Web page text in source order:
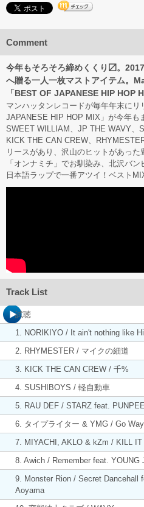
Comment
今年もそろそろ締めくくり〼。
へ贈る一人一枚マストアイテム。
「BEST OF JAPANESE HIP HOP
マンハッタンレコードが毎年年末に
JAPANESE HIP HOP MIX」が今年も
SWEET WILLIAM、JP THE WAVY、
KICK THE CAN CREW、
リースがあり、沢山のヒットがあっ
「オンナミチ」でお馴染み、北沢バ
日本語ラップで一番アツイ！ベスト
Track List
試聴
1. NORIKIYO / It ain't nothing like
2. RHYMESTER / マイクの細道
3. KICK THE CAN CREW / 千%
4. SUSHIBOYS / 軽自動車
5. RAU DEF / STARZ feat. PUNPEE
6. タイプライター & YMG / Go
7. MIYACHI, AKLO & kZm / KILL IT
8. Awich / Remember feat. YOUNG
9. Monster Rion / Secret Dancehall
Aoyama